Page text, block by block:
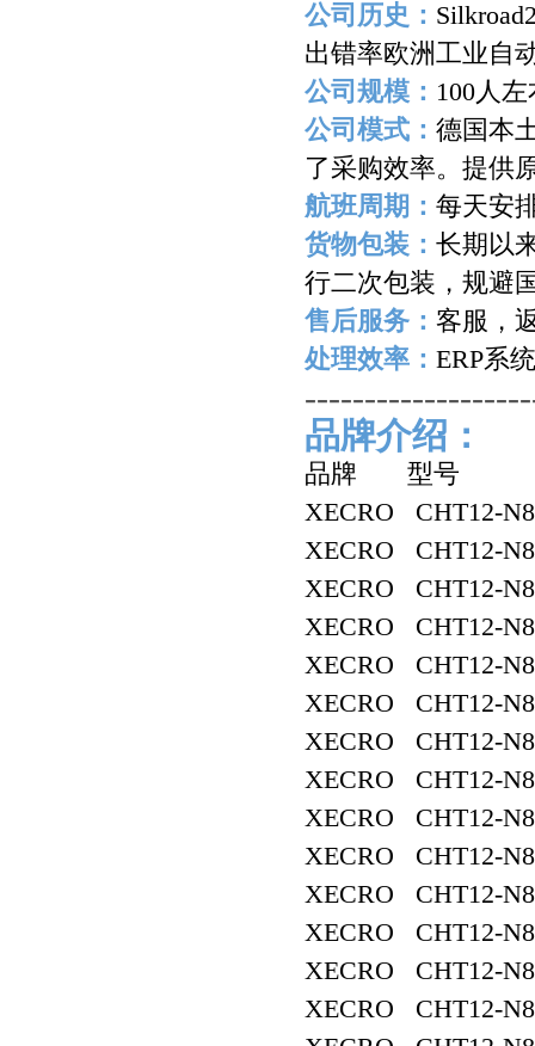
公司历史：
出错率欧洲工业自
公司规模： 100人左
公司模式： 德国本
了采购效率。提供
航班周期： 每天安
货物包装： 长期以
行二次包装，规避
售后服务： 客服，
处理效率： ERP系
品牌介绍：
品牌 型号
XECRO CHT12-
XECRO CHT12-
XECRO CHT12-
XECRO CHT12-
XECRO CHT12-
XECRO CHT12-
XECRO CHT12-
XECRO CHT12-
XECRO CHT12-
XECRO CHT12-
XECRO CHT12-
XECRO CHT12-
XECRO CHT12-
XECRO CHT12-